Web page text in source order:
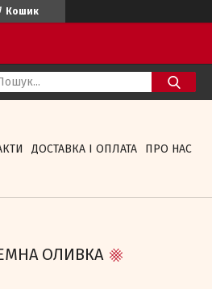
Кошик
ДОСТАВКА І ОПЛАТА ПРО НАС
ОЛИВКА